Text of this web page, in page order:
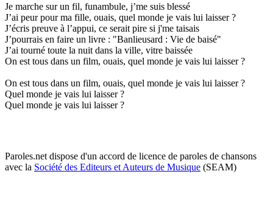
Je marche sur un fil, funambule, j’me suis blessé
J’ai peur pour ma fille, ouais, quel monde je vais lui laisser ?
J’écris preuve à l’appui, ce serait pire si j'me taisais
J’pourrais en faire un livre : "Banlieusard : Vie de baisé"
J’ai tourné toute la nuit dans la ville, vitre baissée
On est tous dans un film, ouais, quel monde je vais lui laisser ?
On est tous dans un film, ouais, quel monde je vais lui laisser ?
Quel monde je vais lui laisser ?
Quel monde je vais lui laisser ?
Paroles.net dispose d'un accord de licence de paroles de chansons
avec la Société des Editeurs et Auteurs de Musique (SEAM)